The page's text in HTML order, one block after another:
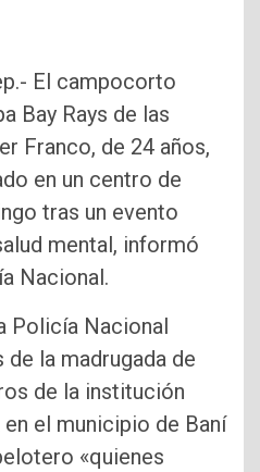
El campocorto
Bay Rays de las
Franco, de 24 años,
en un centro de
tras un evento
mental, informó
Nacional.
Policía Nacional
la madrugada de
de la institución
el municipio de Baní
«quienes